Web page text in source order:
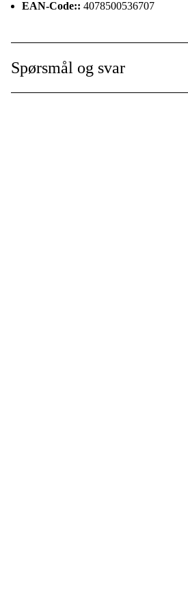
EAN-Code:: 4078500536707
Spørsmål og svar